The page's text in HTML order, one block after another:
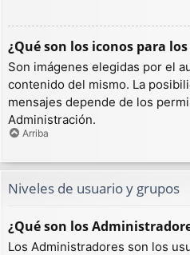
¿Qué son los iconos para
Son imágenes elegidas por el
contenido del mismo. La
mensajes depende de los
Administración.
Arriba
Niveles de usuario y grupos
¿Qué son los
Los Administradores son los